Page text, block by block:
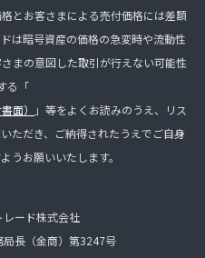
とお客さまによる売付価格には差額
は暗号資産の価格の急変時や流動性
まの意図した取引が行えない可能性
る「
面）
」等をよくお読みのうえ、リス
ただき、ご納得されたうえでご自身
うお願いいたします。
レード株式会社
局長（金商）第3247号